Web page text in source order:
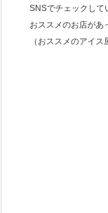
SNSでチェックして
おススメのお店があ
（おススメのアイス